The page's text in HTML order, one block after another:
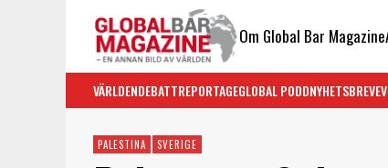
Om Global Bar Magazine
VÄRLDENDEBATTREPORTAGEGLOBAL PODDNYHETSBREV
PALESTINA SVERIGE